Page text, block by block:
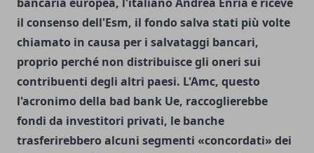
il consenso dell'Esm, il fondo salva stati più volte
chiamato in causa per i salvataggi bancari,
proprio perché non distribuisce gli oneri sui
contribuenti degli altri paesi. L'Amc, questo
l'acronimo della bad bank Ue, raccoglierebbe
fondi da investitori privati, le banche
trasferirebbero alcuni segmenti «concordati» dei